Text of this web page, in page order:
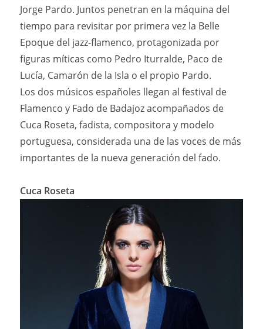
Jorge Pardo. Juntos penetran en la máquina del
tiempo para revisitar por primera vez la Belle
Epoque del jazz-flamenco, protagonizada por
figuras míticas como Pedro Iturralde, Paco de
Lucía, Camarón de la Isla o el propio Pardo.
Los dos músicos españoles llegan al festival de
Flamenco y Fado de Badajoz acompañados de
Cuca Roseta, fadista, compositora y modelo
portuguesa, considerada una de las voces de más
importantes de la nueva generación del fado.
Cuca Roseta